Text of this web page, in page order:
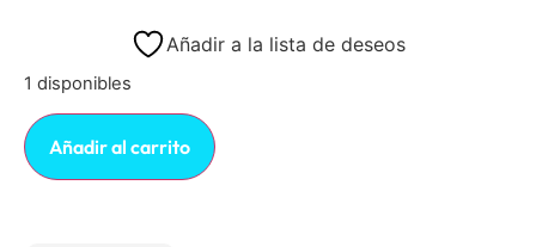
Añadir a la lista de deseos
1 disponibles
Añadir al carrito